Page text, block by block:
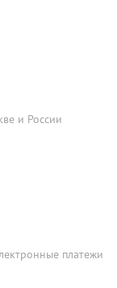
и России
платежи